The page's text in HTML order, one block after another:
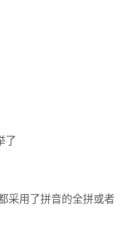
了
采用了拼音的全拼或者